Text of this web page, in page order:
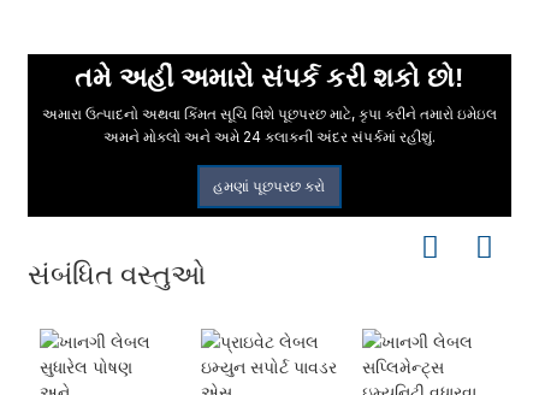
તમે અહીં અમારો સંપર્ક કરી શકો છો!
અમારા ઉત્પાદનો અથવા કિંમત સૂચિ વિશે પૂછપરછ માટે, કૃપા કરીને તમારો ઇમેઇલ
અમને મોકલો અને અમે 24 કલાકની અંદર સંપર્કમાં રહીશું.
હમણાં પૂછપરછ કરો
સંબંધિત વસ્તુઓ